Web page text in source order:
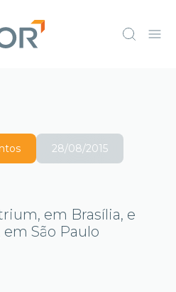
28/08/2015
em Brasília, e
em São Paulo